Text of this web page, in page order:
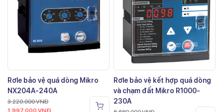
Rơle bảo vệ quá dòng Mikro
NX204A-240A
3.220.000VNĐ
1.997.000 VNĐ
Rơle bảo vệ kết hợp quá dòng
và chạm đất Mikro R1000-
230A